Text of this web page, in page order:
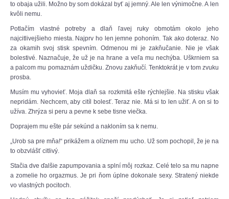
to obaja užili. Možno by som dokázal byť aj jemný. Ale len výnimočne. A len
kvôli nemu.
Potlačím vlastné potreby a dlaň ľavej ruky obmotám okolo jeho
najcitlivejšieho miesta. Najprv ho len jemne pohoním. Tak ako doteraz. No
za okamih svoj stisk spevním. Odmenou mi je zakňučanie. Nie je však
bolestivé. Naznačuje, že už je na hrane a veľa mu nechýba. Uškrniem sa
a palcom mu pomaznám uždičku. Znovu zakňučí. Tenktokrát je v tom zvuku
prosba.
Musím mu vyhovieť. Moja dlaň sa rozkmitá ešte rýchlejšie. Na stisku však
nepridám. Nechcem, aby citíl bolesť. Teraz nie. Má si to len užiť. A on si to
užíva. Zhrýza si peru a pevne k sebe tisne viečka.
Doprajem mu ešte pár sekúnd a nakloním sa k nemu.
„Urob sa pre mňa!“ prikážem a olíznem mu ucho. Už som pochopil, že je na
to obzvlášť citlivý.
Stačia dve ďalšie zapumpovania a splní môj rozkaz. Celé telo sa mu napne
a zomelie ho orgazmus. Je pri ňom úplne dokonale sexy. Stratený niekde
vo vlastných pocitoch.